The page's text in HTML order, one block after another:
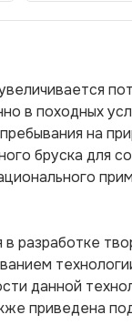
в походных
на
бруска для
разработке
данной
приведена